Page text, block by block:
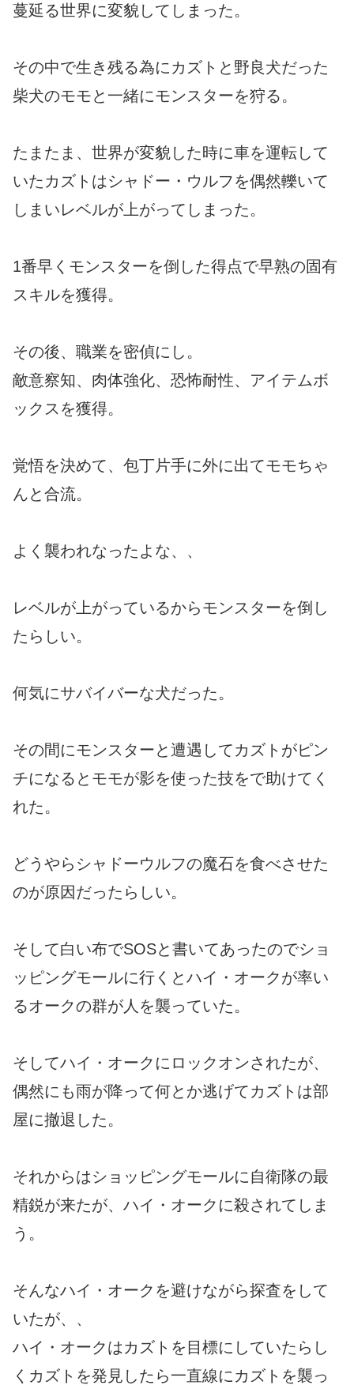
蔓延る世界に変貌してしまった。
その中で生き残る為にカズトと野良犬だった
柴犬のモモと一緒にモンスターを狩る。
たまたま、世界が変貌した時に車を運転して
いたカズトはシャドー・ウルフを偶然轢いて
しまいレベルが上がってしまった。
1番早くモンスターを倒した得点で早熟の固有
スキルを獲得。
その後、職業を密偵にし。
敵意察知、肉体強化、恐怖耐性、アイテムボ
ックスを獲得。
覚悟を決めて、包丁片手に外に出てモモちゃ
んと合流。
よく襲われなったよな、、
レベルが上がっているからモンスターを倒し
たらしい。
何気にサバイバーな犬だった。
その間にモンスターと遭遇してカズトがピン
チになるとモモが影を使った技をで助けてく
れた。
どうやらシャドーウルフの魔石を食べさせた
のが原因だったらしい。
そして白い布でSOSと書いてあったのでショ
ッピングモールに行くとハイ・オークが率い
るオークの群が人を襲っていた。
そしてハイ・オークにロックオンされたが、
偶然にも雨が降って何とか逃げてカズトは部
屋に撤退した。
それからはショッピングモールに自衛隊の最
精鋭が来たが、ハイ・オークに殺されてしま
う。
そんなハイ・オークを避けながら探査をして
いたが、、
ハイ・オークはカズトを目標にしていたらし
くカズトを発見したら一直線にカズトを襲っ